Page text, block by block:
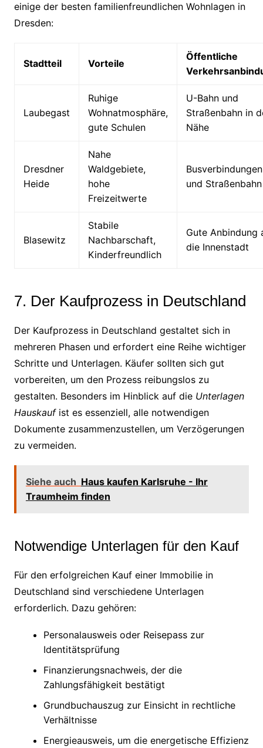
einige der besten familienfreundlichen Wohnlagen in
Dresden:
Stadtteil Vorteile
Öffentliche
Laubegast
Ruhige
Wohnatmosphäre,
gute Schulen
U-Bahn und
Straßenbahn in
Nähe
Dresdner
Heide
Nahe
Waldgebiete,
hohe
Freizeitwerte
Busverbindungen
und Straßenbahn
Blasewitz
Stabile
Nachbarschaft,
Kinderfreundlich
Gute Anbindung
die Innenstadt
7. Der Kaufprozess in Deutschland
Der Kaufprozess in Deutschland gestaltet sich in
mehreren Phasen und erfordert eine Reihe wichtiger
Schritte und Unterlagen. Käufer sollten sich gut
vorbereiten, um den Prozess reibungslos zu
gestalten. Besonders im Hinblick auf die Unterlagen
Hauskaufist es essenziell, alle notwendigen
Dokumente zusammenzustellen, um Verzögerungen
zu vermeiden.
Siehe auch Haus kaufen Karlsruhe - Ihr
Traumheim finden
Notwendige Unterlagen für den Kauf
Für den erfolgreichen Kauf einer Immobilie in
Deutschland sind verschiedene Unterlagen
erforderlich. Dazu gehören:
Personalausweis oder Reisepass zur
Identitätsprüfung
Finanzierungsnachweis, der die
Zahlungsfähigkeit bestätigt
Grundbuchauszug zur Einsicht in rechtliche
Verhältnisse
Energieausweis, um die energetische Effizienz